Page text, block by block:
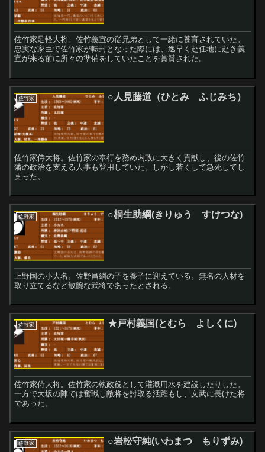
佐竹家足軽大将。佐竹義宣の従兄弟として一緒に養育されていた。
忠実な家臣で佐竹家が転封となった際には、逸早く赴任地に赴き義
宣が来る前に所々の準備をしていたことを賞賛された。
佐竹家 ○人見藤道（ひとみ ふじみち）
佐竹家侍大将。佐竹家の奉行を務め内政に大きく貢献し、後の佐竹
藩の政治を支える人事も登用していた。しかし若くして急死してし
まった。
佐野家 ○桐生助綱(きりゅう すけつな)
上野国の小大名。佐野昌綱の子を養子に迎えている。無名の人材を
取り立てるなど敏腕な武将であったとされる。
佐竹家 ★戸村義国(とむら よしくに)
佐竹家侍大将。佐竹家の執政役として灌漑用水を建設したりした。
一方で大坂の陣では奮戦し敵将を討取る活躍もし、文武に長けた将
であった。
佐野家 ○岩松守純(いわまつ もりずみ)